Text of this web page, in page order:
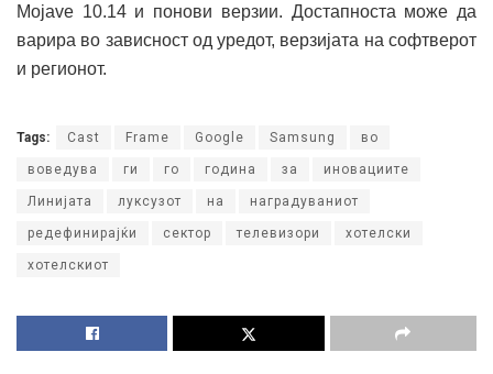
Mojave 10.14 и понови верзии. Достапноста може да
варира во зависност од уредот, верзијата на софтверот
и регионот.
Tags: Cast Frame Google Samsung во
воведува ги го година за иновациите
Линијата луксузот на наградуваниот
редефинирајќи сектор телевизори хотелски
хотелскиот